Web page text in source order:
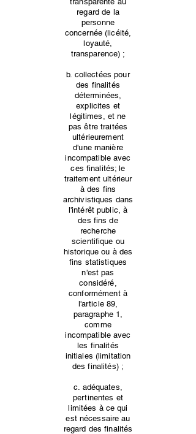
regard de la
personne
concernée (licéité,
loyauté,
transparence) ;
b. collectées pour
des finalités
déterminées,
explicites et
légitimes, et ne
pas être traitées
ultérieurement
d'une manière
incompatible avec
ces finalités; le
traitement ultérieur
à des fins
archivistiques dans
l'intérêt public, à
des fins de
recherche
scientifique ou
historique ou à des
fins statistiques
n'est pas
considéré,
conformément à
l'article 89,
paragraphe 1,
comme
incompatible avec
les finalités
initiales (limitation
des finalités) ;
c. adéquates,
pertinentes et
limitées à ce qui
est nécessaire au
regard des finalités